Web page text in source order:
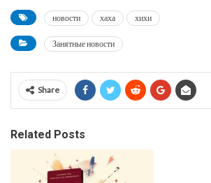
новости хаха хихи
Занятные новости
Share
Related Posts